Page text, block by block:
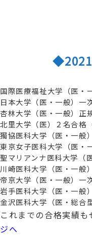
国際医療福祉大学（医・
日本大学（医・一般）一
杏林大学（医・一般）正
北里大学（医）２名合格
獨協医科大学（医・一般
東京女子医科大学（医・
聖マリアンナ医科大学（
川崎医科大学（医・一般
帝京大学（医・一般）一
岩手医科大学（医・一般
金沢医科大学（医・総合
これまでの合格実績も
ジへ